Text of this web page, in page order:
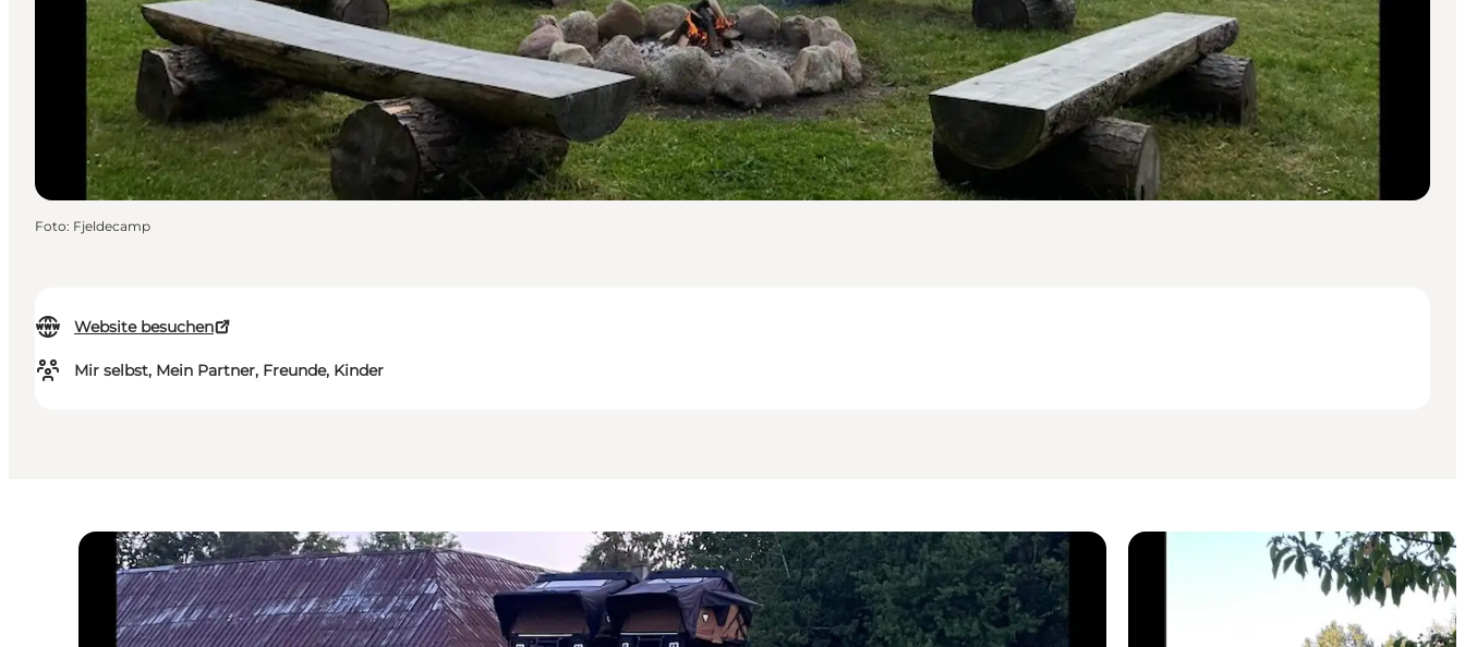
Website besuchen
Mir selbst, Mein Partner, Freunde, Kinder
Foto: Fjeldecamp